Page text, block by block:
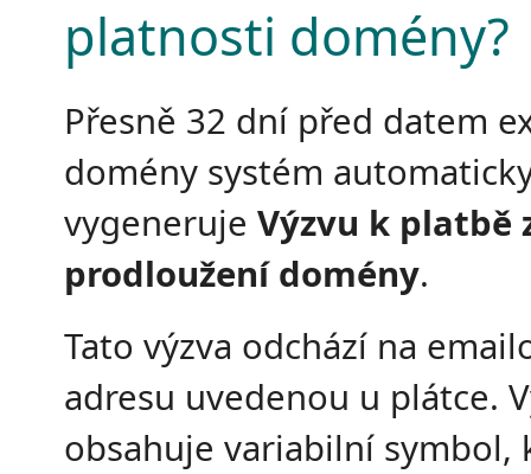
platnosti domény?
Přesně 32 dní před datem
domény systém
vygeneruje Výzvu k platbě
prodloužení domény.
Tato výzva odchází na
adresu uvedenou u plátce.
obsahuje variabilní symbol,